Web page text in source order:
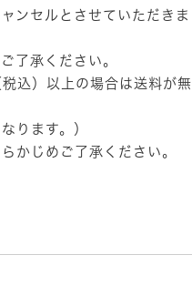
ンセルとさせていただきま
了承ください。
込）以上の場合は送料が無
ります。）
かじめご了承ください。